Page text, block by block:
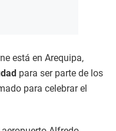
está en Arequipa,
para ser parte de los
para celebrar el